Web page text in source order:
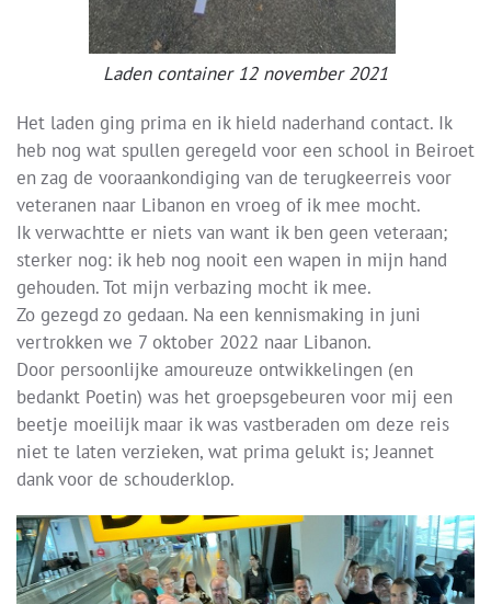
Laden container 12 november 2021
Het laden ging prima en ik hield naderhand contact. Ik
heb nog wat spullen geregeld voor een school in Beiroet
en zag de vooraankondiging van de terugkeerreis voor
veteranen naar Libanon en vroeg of ik mee mocht.
Ik verwachtte er niets van want ik ben geen veteraan;
sterker nog: ik heb nog nooit een wapen in mijn hand
gehouden. Tot mijn verbazing mocht ik mee.
Zo gezegd zo gedaan. Na een kennismaking in juni
vertrokken we 7 oktober 2022 naar Libanon.
Door persoonlijke amoureuze ontwikkelingen (en
bedankt Poetin) was het groepsgebeuren voor mij een
beetje moeilijk maar ik was vastberaden om deze reis
niet te laten verzieken, wat prima gelukt is; Jeannet
dank voor de schouderklop.